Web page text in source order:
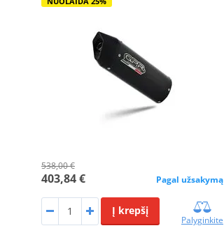
538,00 €
403,84 € Pagal užsakymą
Į krepšį
Palyginkite